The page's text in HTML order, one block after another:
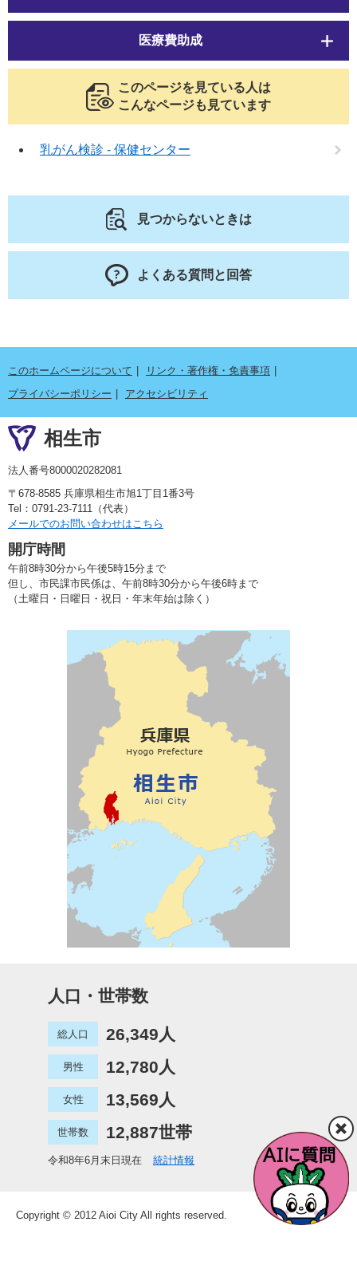
医療費助成
このページを見ている人は
こんなページも見ています
乳がん検診 - 保健センター
見つからないときは
よくある質問と回答
このホームページについて
リンク・著作権・免責事項
プライバシーポリシー
アクセシビリティ
相生市
法人番号8000020282081
〒678-8585 兵庫県相生市旭1丁目1番3号
Tel：0791-23-7111（代表）
メールでのお問い合わせはこちら
開庁時間
午前8時30分から午後5時15分まで
但し、市民課市民係は、午前8時30分から午後6時まで
（土曜日・日曜日・祝日・年末年始は除く）
人口・世帯数
総人口 26,349人
男性 12,780人
女性 13,569人
世帯数 12,887世帯
令和8年6月末日現在 統計情報
Copyright © 2012 Aioi City All rights reserved.